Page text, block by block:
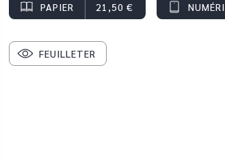
PAPIER 21,50 €
FEUILLETER